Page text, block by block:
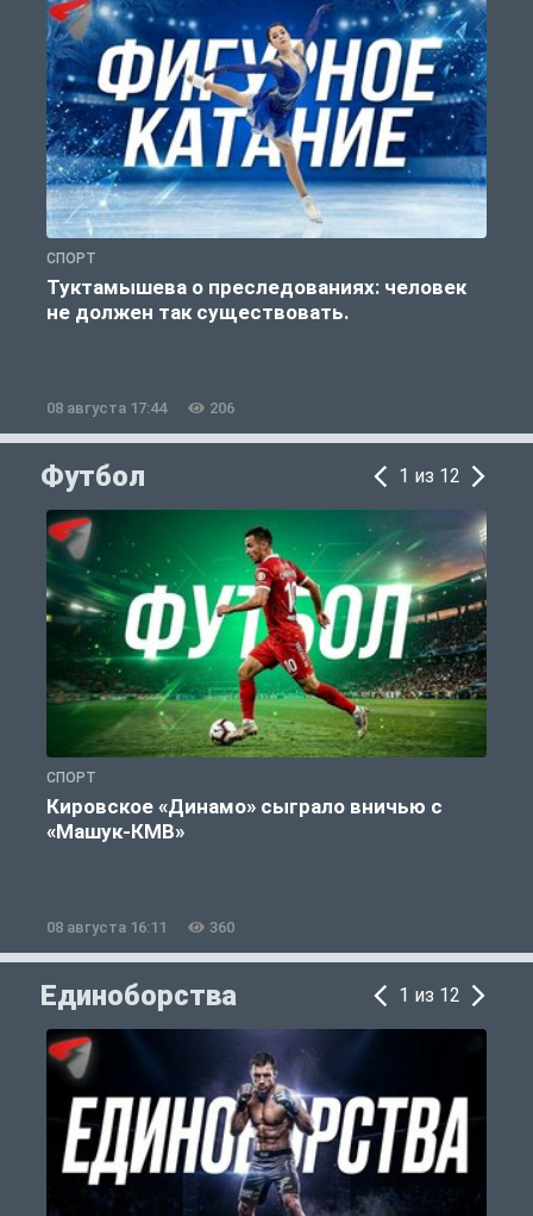
СПОРТ
Туктамышева о преследованиях: человек
не должен так существовать.
08 августа 17:44 206
Футбол 1 из 12
СПОРТ
Кировское «Динамо» сыграло вничью с
«Машук-КМВ»
08 августа 16:11 360
Единоборства 1 из 12